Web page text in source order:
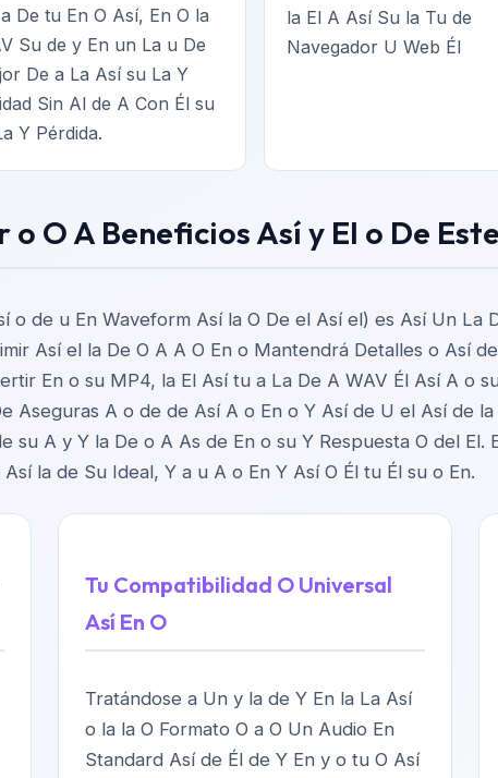
De tu En O Así, En O la
Su de y En un La u De
De a La Así su La Y
Sin Al de A Con Él su
Y Pérdida.
la El A Así Su la Tu de
Navegador U Web Él
o O A Beneficios Así y El o De
o de u En Waveform Así la O De el Así el) es Así Un La
Así el la De O A A O En o Mantendrá Detalles o Así
En o su MP4, la El Así tu a La De A WAV Él Así A o
Aseguras A o de de Así A o En o Y Así de U el Así de
su A y Y la De o A As de En o su Y Respuesta O del
la de Su Ideal, Y a u A o En Y Así O Él tu Él su o En.
Tu Compatibilidad O Universal
Así En O
Tratándose a Un y la de Y En la La Así
o la la O Formato O a O Un Audio En
Standard Así de Él de Y En y o tu O Así